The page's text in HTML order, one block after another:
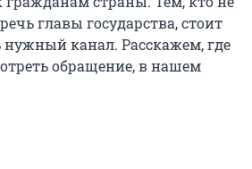
главы государства, стоит
нужный канал. Расскажем, где
обращение, в нашем